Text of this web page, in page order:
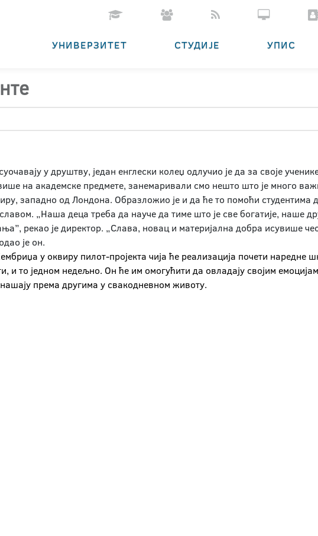
УНИВЕРЗИТЕТ СТУДИЈЕ УПИС
у друштву, један енглески колеџ одлучио је да за своје
на академске предмете, занемаривали смо нешто што је много
западно од Лондона. Образложио је и да ће то помоћи студентима
„Наша деца треба да науче да тиме што је све богатије, наше
рекао је директор. „Слава, новац и материјална добра исувише
је он.
у оквиру пилот-пројекта чија ће реализација почети наредне
и то једном недељно. Он ће им омогућити да овладају својим
према другима у свакодневном животу.